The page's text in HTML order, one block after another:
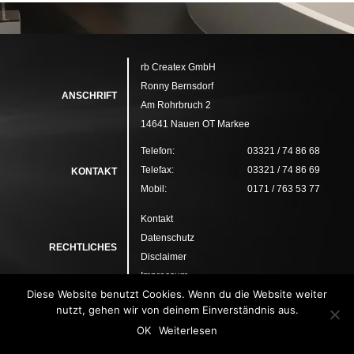
ANSCHRIFT
rb Createx GmbH
Ronny Bernsdorf
Am Rohrbruch 2
14641 Nauen OT Markee
KONTAKT
Telefon:
03321 / 74 86 68
Telefax:
03321 / 74 86 69
Mobil:
0171 / 763 53 77
RECHTLICHES
Kontakt
Datenschutz
Disclaimer
Impressum
Diese Website benutzt Cookies. Wenn du die Website weiter
nutzt, gehen wir von deinem Einverständnis aus.
OK
Weiterlesen